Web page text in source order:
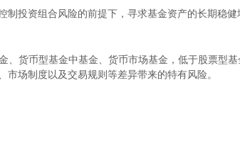
投资组合风险的前提下，寻求基金资产的长期稳健
货币型基金中基金、货币市场基金，低于股票型基
场制度以及交易规则等差异带来的特有风险。